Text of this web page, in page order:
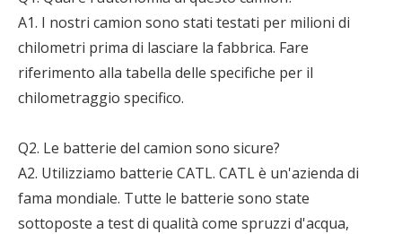
A1. I nostri camion sono stati testati per milioni di
chilometri prima di lasciare la fabbrica. Fare
riferimento alla tabella delle specifiche per il
chilometraggio specifico.
Q2. Le batterie del camion sono sicure?
A2. Utilizziamo batterie CATL. CATL è un'azienda di
fama mondiale. Tutte le batterie sono state
sottoposte a test di qualità come spruzzi d'acqua,